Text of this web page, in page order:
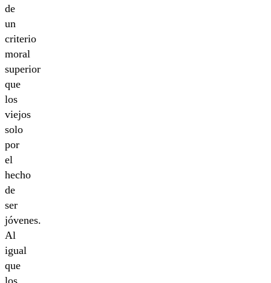
de
un
criterio
moral
superior
que
los
viejos
solo
por
el
hecho
de
ser
jóvenes.
Al
igual
que
los